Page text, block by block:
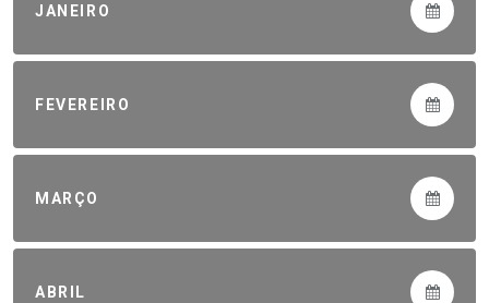
JANEIRO
FEVEREIRO
MARÇO
ABRIL